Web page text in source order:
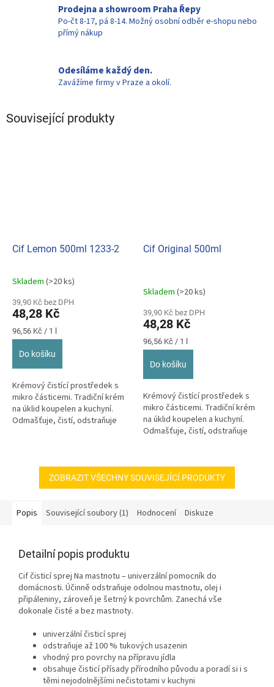
Prodejna a showroom Praha Řepy
Po-čt 8-17, pá 8-14. Možný osobní odběr e-shopu nebo
přímý nákup
Odesíláme každý den.
Zavážíme firmy v Praze a okolí.
Související produkty
Cif Lemon 500ml 1233-2
Průměrné
produktu
je
5,0
z
Skladem (>20 ks)
39,90 Kč bez DPH
48,28 Kč
Měrná
cena:
96,56 Kč / 1 l
Do košíku
Krémový čistící prostředek s
mikro částicemi. Tradiční krém
na úklid koupelen a kuchyní.
Odmašťuje, čistí, odstraňuje
Cif Original 500ml
Skladem (>20 ks)
39,90 Kč bez DPH
48,28 Kč
Měrná
cena:
96,56 Kč / 1 l
Do košíku
Krémový čistící prostředek s
mikro částicemi. Tradiční krém
na úklid koupelen a kuchyní.
Odmašťuje, čistí, odstraňuje
ZOBRAZIT VŠECHNY SOUVISEJÍCÍ PRODUKTY
Popis Související soubory (1) Hodnocení Diskuze
Detailní popis produktu
Cif čisticí sprej Na mastnotu – univerzální pomocník do
domácnosti. Účinně odstraňuje odolnou mastnotu, olej i
připáleniny, zároveň je šetrný k povrchům. Zanechá vše
dokonale čisté a bez mastnoty.
univerzální čisticí sprej
odstraňuje až 100 % tukových usazenin
vhodný pro povrchy na přípravu jídla
obsahuje čisticí přísady přírodního původu a poradí si i s
těmi nejodolnějšími nečistotami v kuchyni